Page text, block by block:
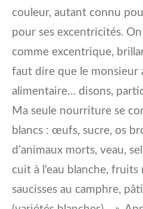
couleur, autant connu
pour ses excentricités.
comme excentrique,
faut dire que le monsieur
alimentaire… disons,
Ma seule nourriture se
blancs : œufs, sucre, os
d’animaux morts, veau,
cuit à l’eau blanche, fruits
saucisses au camphre,